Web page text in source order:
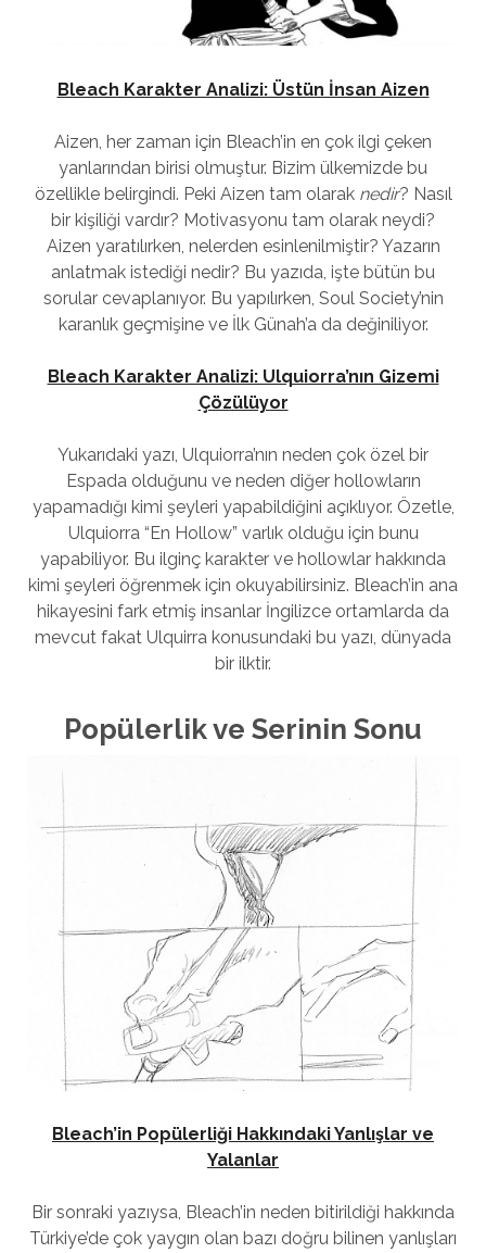
Bleach Karakter Analizi: Üstün İnsan Aizen
Aizen, her zaman için Bleach’in en çok ilgi çeken
yanlarından birisi olmuştur. Bizim ülkemizde bu
özellikle belirgindi. Peki Aizen tam olarak nedir? Nasıl
bir kişiliği vardır? Motivasyonu tam olarak neydi?
Aizen yaratılırken, nelerden esinlenilmiştir? Yazarın
anlatmak istediği nedir? Bu yazıda, işte bütün bu
sorular cevaplanıyor. Bu yapılırken, Soul Society’nin
karanlık geçmişine ve İlk Günah’a da değiniliyor.
Bleach Karakter Analizi: Ulquiorra’nın Gizemi
Çözülüyor
Yukarıdaki yazı, Ulquiorra’nın neden çok özel bir
Espada olduğunu ve neden diğer hollowların
yapamadığı kimi şeyleri yapabildiğini açıklıyor. Özetle,
Ulquiorra “En Hollow” varlık olduğu için bunu
yapabiliyor. Bu ilginç karakter ve hollowlar hakkında
kimi şeyleri öğrenmek için okuyabilirsiniz. Bleach’in ana
hikayesini fark etmiş insanlar İngilizce ortamlarda da
mevcut fakat Ulquirra konusundaki bu yazı, dünyada
bir ilktir.
Popülerlik ve Serinin Sonu
Bleach’in Popülerliği Hakkındaki Yanlışlar ve
Yalanlar
Bir sonraki yazıysa, Bleach’in neden bitirildiği hakkında
Türkiye’de çok yaygın olan bazı doğru bilinen yanlışları